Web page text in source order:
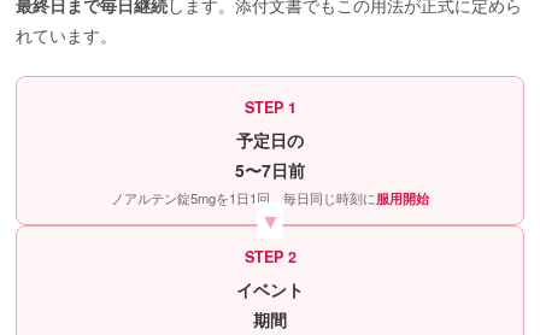
最終日まで毎日継続します。添付文書でもこの用法が正式に定めら
れています。
STEP 1
予定日の
5〜7日前
ノアルテン錠5mgを1日1回、毎日同じ時刻に服用開始
STEP 2
イベント
期間